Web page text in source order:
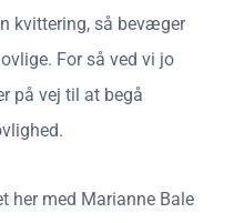
kvittering, så bevæger
For så ved vi jo
på vej til at begå
her med Marianne Bale